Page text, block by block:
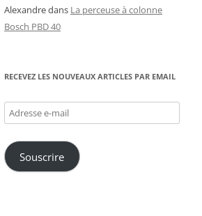
Alexandredans La perceuse à colonne
Bosch PBD 40
RECEVEZ LES NOUVEAUX ARTICLES PAR EMAIL
Adresse
e-
mail
Souscrire